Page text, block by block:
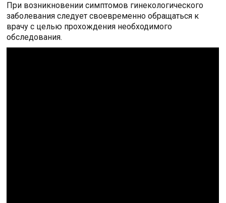
При возникновении симптомов гинекологического
заболевания следует своевременно обращаться к
врачу с целью прохождения необходимого
обследования.